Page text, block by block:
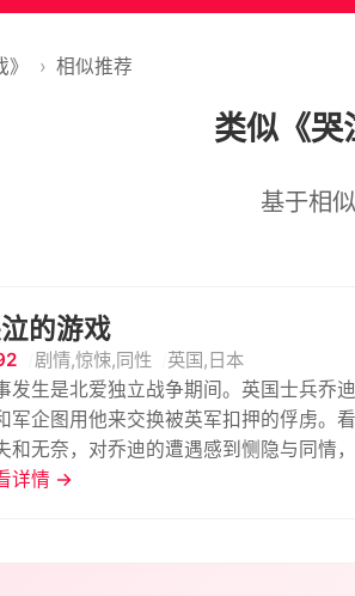
› 相似推荐
类似《哭
基于相
的游戏
剧情,惊悚,同性
英国,日本
发生是北爱独立战争期间。英国士兵乔
军企图用他来交换被英军扣押的俘虏。
和无奈，对乔迪的遭遇感到恻隐与同情
放走了他。乔迪走前交给弗格斯一张他
详情 →